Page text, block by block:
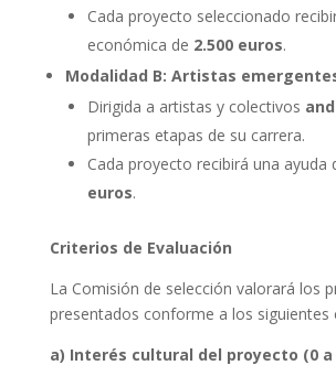
Cada proyecto seleccionado
económica de 2.500 euros.
Modalidad B: Artistas
Dirigida a artistas y colectivos
primeras etapas de su carrera.
Cada proyecto recibirá una ayuda
euros.
Criterios de Evaluación
La Comisión de selección valorará los
presentados conforme a los siguientes
a) Interés cultural del proyecto (0 a